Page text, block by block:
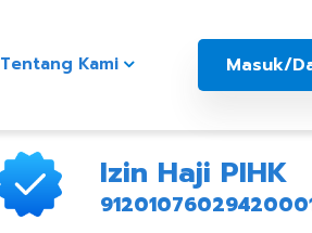
Tentang Kami Masuk/
Izin Haji PIHK